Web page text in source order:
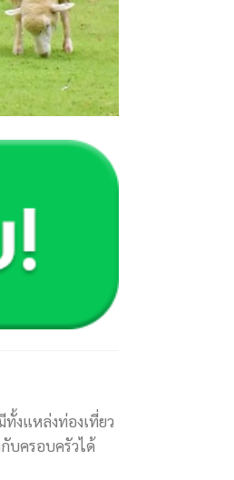
งแหล่งท่องเที่ยว
บครอบครัวได้